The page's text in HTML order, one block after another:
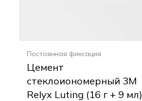
Постоянная фиксация
Цемент
стеклоиономерный 3M
Relyx Luting (16 г + 9 мл)